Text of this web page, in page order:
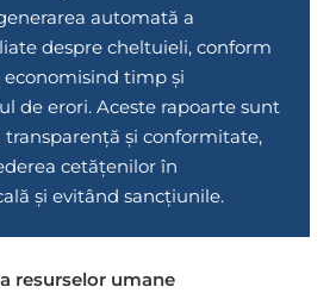
automată a
despre cheltuieli, conform
timp și
de erori. Aceste rapoarte sunt
și conformitate,
cetățenilor în
și evitând sancțiunile.
resurselor umane